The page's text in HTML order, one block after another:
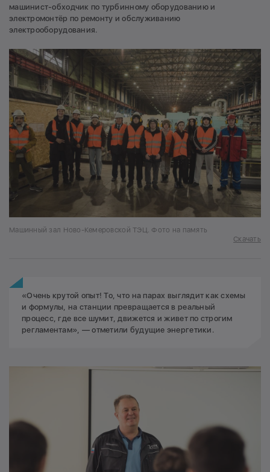
машинист-обходчик по турбинному оборудованию и
электромонтёр по ремонту и обслуживанию
электрооборудования.
Машинный зал Ново-Кемеровской ТЭЦ. Фото на память
Скачать
«Очень крутой опыт! То, что на парах выглядит как схемы
и формулы, на станции превращается в реальный
процесс, где все шумит, движется и живет по строгим
регламентам», — отметили будущие энергетики.